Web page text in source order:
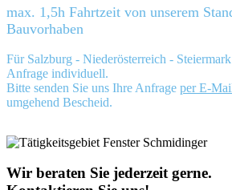
max. 1,5h Fahrtzeit von unserem
Bauvorhaben
Für Salzburg - Niederösterreich -
Anfrage individuell.
Bitte senden Sie uns Ihre Anfrage per E-
umgehend Bescheid.
Wir beraten Sie jederzeit gerne.